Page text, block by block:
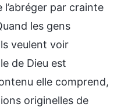
l’abréger par crainte
les gens
veulent voir
de Dieu est
elle comprend,
originelles de